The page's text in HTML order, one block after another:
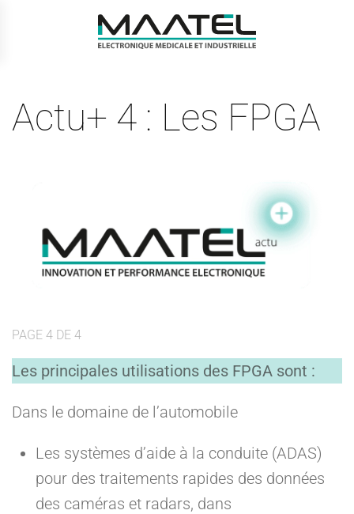
principal
Actu+ 4 : Les FPGA
PAGE 4 DE 4
Les principales utilisations des FPGA sont :
Dans le domaine de l’automobile
Les systèmes d’aide à la conduite (ADAS)
pour des traitements rapides des données
des caméras et radars, dans